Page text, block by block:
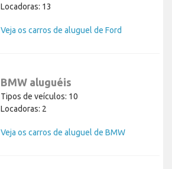
Locadoras: 13
Veja os carros de aluguel de Ford
BMW aluguéis
Tipos de veículos: 10
Locadoras: 2
Veja os carros de aluguel de BMW